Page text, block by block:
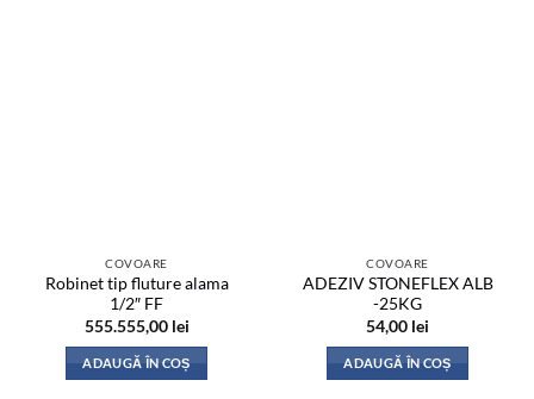
COVOARE
Robinet tip fluture alama
1/2″ FF
555.555,00 lei
ADAUGĂ ÎN COȘ
COVOARE
ADEZIV STONEFLEX ALB
-25KG
54,00 lei
ADAUGĂ ÎN COȘ